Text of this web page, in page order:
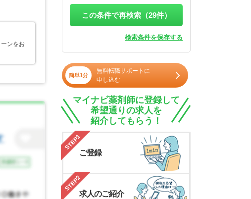
ンをお
この条件で再検索（29件）
検索条件を保存する
簡単1分
無料転職サポートに
申し込む
マイナビ薬剤師に登録して
希望通りの求人を
紹介してもらう！
STEP1
ご登録
STEP2
求人のご紹介